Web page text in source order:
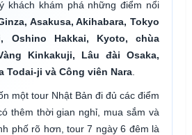
khách khám phá những điểm nổi
Asakusa, Akihabara, Tokyo
Oshino Hakkai, Kyoto, chùa
Kinkakuji, Lâu đài Osaka,
Todai-ji và Công viên Nara
một tour Nhật Bản đi đủ các điểm
thêm thời gian nghỉ, mua sắm và
phố rõ hơn, tour 7 ngày 6 đêm là